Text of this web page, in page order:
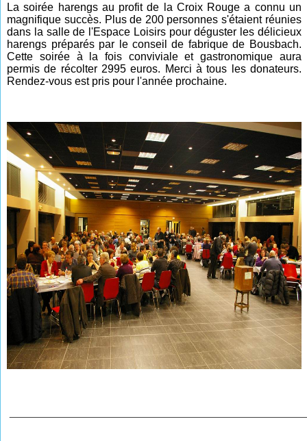
La soirée harengs au profit de la Croix Rouge a connu un
magnifique succès. Plus de 200 personnes s'étaient réunies
dans la salle de l'Espace Loisirs pour déguster les délicieux
harengs préparés par le conseil de fabrique de Bousbach.
Cette soirée à la fois conviviale et gastronomique aura
permis de récolter 2995 euros. Merci à tous les donateurs.
Rendez-vous est pris pour l'année prochaine.